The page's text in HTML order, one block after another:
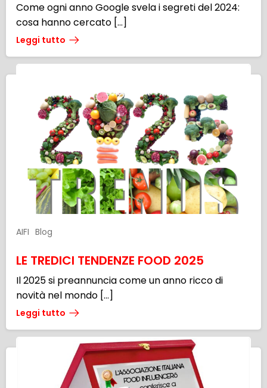
Come ogni anno Google svela i segreti del 2024:
cosa hanno cercato […]
Leggi tutto
AIFI Blog
LE TREDICI TENDENZE FOOD 2025
Il 2025 si preannuncia come un anno ricco di
novità nel mondo […]
Leggi tutto